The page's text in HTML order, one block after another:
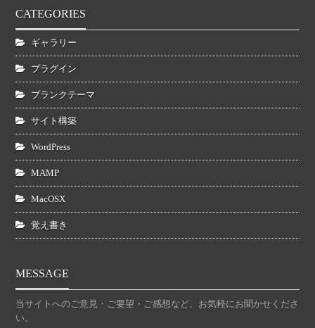
CATEGORIES
ギャラリー
プラグイン
ブランクテーマ
サイト構築
WordPress
MAMP
MacOSX
覚え書き
MESSAGE
当サイトへのご意見・ご要望・ご感想など、お気軽にお聞かせくださ
い。